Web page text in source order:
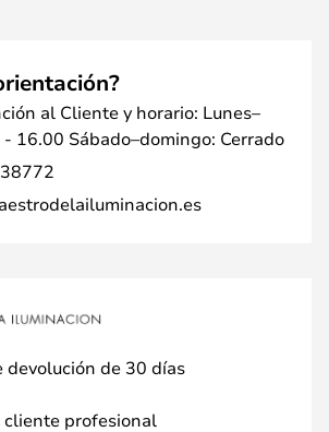
al Cliente y horario: Lunes–
16.00 Sábado–domingo: Cerrado
devolución de 30 días
cliente profesional